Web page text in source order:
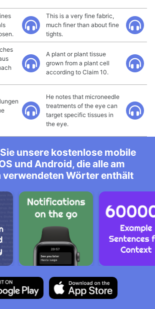
This is a very fine fabric,
much finer than about fine
tights.
A plant or plant tissue
grown from a plant cell
according to Claim 10.
He notes that microneedle
treatments of the eye can
target specific tissues in
the eye.
unsere kostenlose mobile
und Android, die alle am
verwendeten Wörter enthält